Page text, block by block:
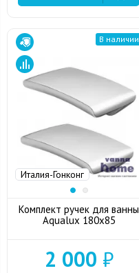
Италия-Гонконг
В наличии
Комплект ручек для ванны
Aqualux 180x85
2 000 ₽